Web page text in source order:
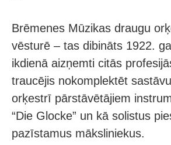
Brēmenes Mūzikas draugu
vēsturē – tas dibināts 1922.
ikdienā aizņemti citās
traucējis nokomplektēt
orķestrī pārstāvētājiem
“Die Glocke” un kā solistus
pazīstamus māksliniekus.